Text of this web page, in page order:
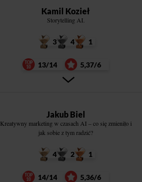
Kamil Kozieł
Storytelling AI.
3 4 1
13/14 5,37/6
Jakub Biel
Kreatywny marketing w czasach AI – co się zmieniło i
jak sobie z tym radzić?
4 2 1
14/14 5,36/6